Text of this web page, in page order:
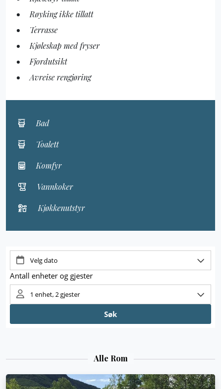
Røyking ikke tillatt
Terrasse
Kjøleskap med fryser
Fjordutsikt
Avreise rengjøring
Bad
Toalett
Komfyr
Vannkoker
Kjøkkenutstyr
Alle Rom